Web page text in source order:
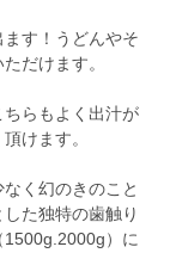
す！うどんやそ
だけます。
らもよく出汁が
けます。
く幻のきのこと
た独特の歯触り
）に